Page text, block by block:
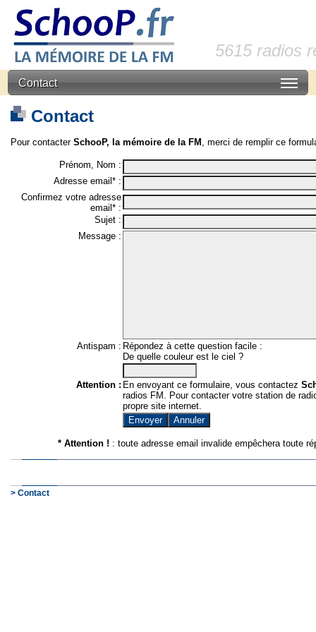
5615 radios
Contact
Contact
Pour contacter SchooP, la mémoire de la FM , merci de remplir ce
Prénom, Nom :
Adresse email* :
Confirmez votre adresse
email* :
Sujet :
Message :
Antispam : Répondez à cette question facile :
De quelle couleur est le ciel ?
Attention : En envoyant ce formulaire, vous contactez
radios FM. Pour contacter votre station de
propre site internet.
* Attention ! : toute adresse email invalide empêchera toute
> Contact